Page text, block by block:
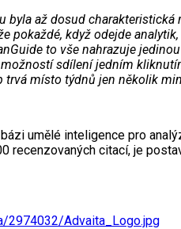
byla až dosud
pokaždé, když odejde
to vše nahrazuje
sdílení jedním
trvá místo týdnů jen několik
umělé inteligence pro
recenzovaných citací, je
2974032/Advaita_Logo.jpg